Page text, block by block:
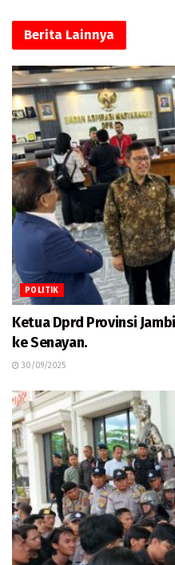
Berita Lainnya
POLITIK
Ketua Dprd Provinsi
ke Senayan.
30/09/2025